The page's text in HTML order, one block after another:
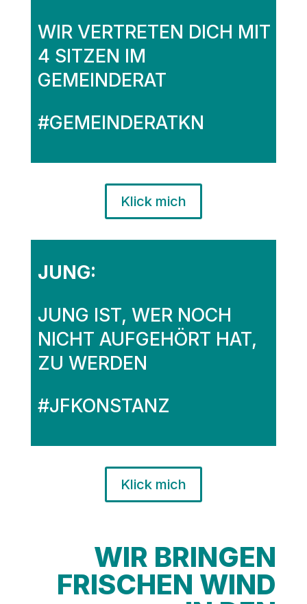
WIR VERTRETEN DICH MIT
4 SITZEN IM
GEMEINDERAT
#GEMEINDERATKN
Klick mich
JUNG:
JUNG IST, WER NOCH
NICHT AUFGEHÖRT HAT,
ZU WERDEN
#JFKONSTANZ
Klick mich
WIR BRINGEN
FRISCHEN WIND